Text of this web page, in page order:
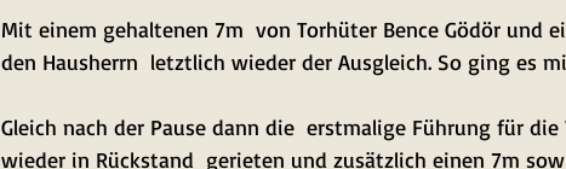
Mit einem gehaltenen 7m  von Torhüter Bence Gödör und
den Hausherrn  letztlich wieder der Ausgleich. So ging es
Gleich nach der Pause dann die  erstmalige Führung für
wieder in Rückstand  gerieten und zusätzlich einen 7m